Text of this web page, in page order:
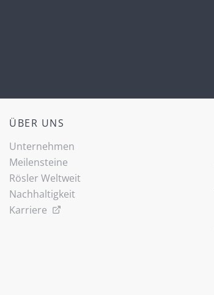
ÜBER UNS
Unternehmen
Meilensteine
Rösler Weltweit
Nachhaltigkeit
Karriere